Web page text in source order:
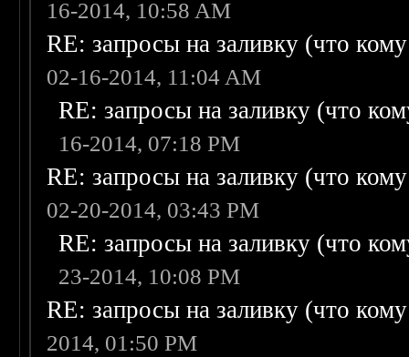
16-2014, 10:58 AM
RE: запросы на заливку (что
02-16-2014, 11:04 AM
RE: запросы на заливку (что
16-2014, 07:18 PM
RE: запросы на заливку (что
02-20-2014, 03:43 PM
RE: запросы на заливку (что
23-2014, 10:08 PM
RE: запросы на заливку (что
2014, 01:50 PM